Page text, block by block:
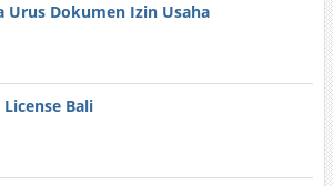
Urus Dokumen Izin Usaha
Bali